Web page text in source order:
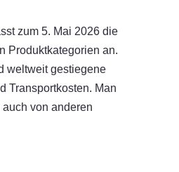
zum 5. Mai 2026 die
Produktkategorien an.
weltweit gestiegene
Transportkosten. Man
von anderen